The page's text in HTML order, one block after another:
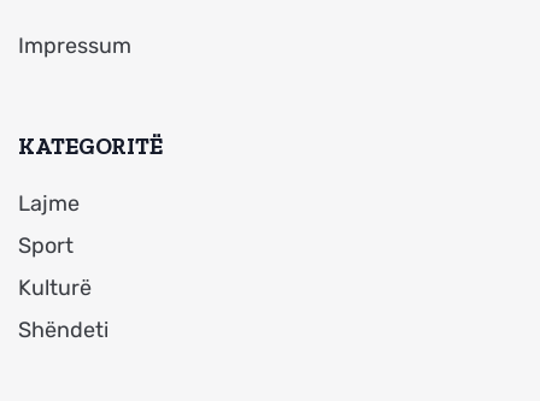
Impressum
KATEGORITË
Lajme
Sport
Kulturë
Shëndeti